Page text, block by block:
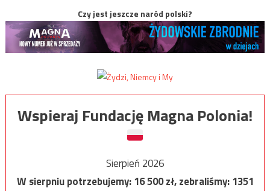
Czy jest jeszcze naród polski?
Wspieraj Fundację Magna Polonia!
Sierpień 2026
W sierpniu potrzebujemy:16 500zł, zebraliśmy:1351